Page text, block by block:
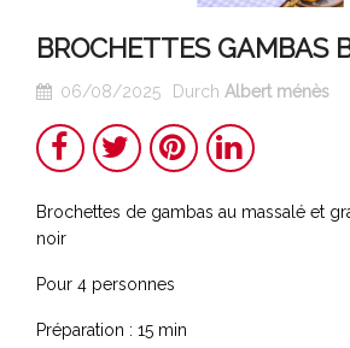
BROCHETTES GAMBAS
06/08/2025 Durch Albert ménès
Brochettes de gambas au massalé et
noir
Pour 4 personnes
Préparation : 15 min